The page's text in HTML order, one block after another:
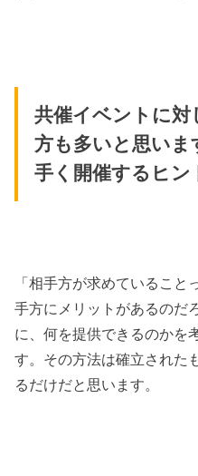
共催イベントに対
方も多いと思いま
手く開催するヒン
「相手方が求めているこ
手方にメリットがあるのだ
に、何を提供できるのかを
す。その方法は確立された
るだけだと思います。